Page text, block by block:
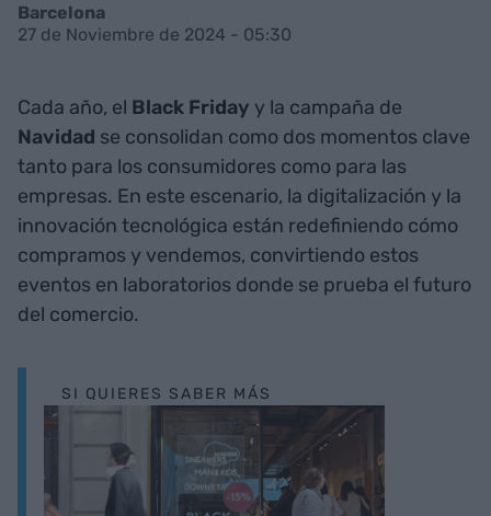
Barcelona
27 de Noviembre de 2024 - 05:30
Cada año, el Black Friday y la campaña de
Navidad se consolidan como dos momentos clave
tanto para los consumidores como para las
empresas. En este escenario, la digitalización y la
innovación tecnológica están redefiniendo cómo
compramos y vendemos, convirtiendo estos
eventos en laboratorios donde se prueba el futuro
del comercio.
SI QUIERES SABER MÁS